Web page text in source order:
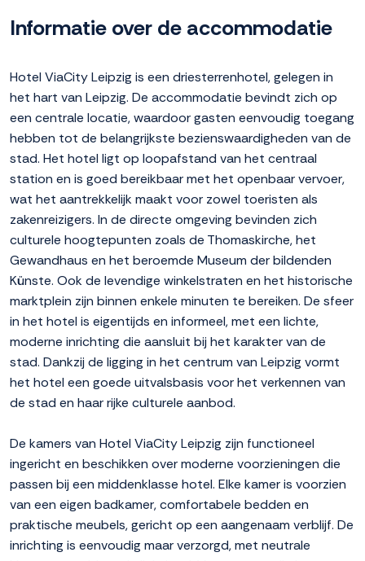
Informatie over de accommodatie
Hotel ViaCity Leipzig is een driesterrenhotel, gelegen in
het hart van Leipzig. De accommodatie bevindt zich op
een centrale locatie, waardoor gasten eenvoudig toegang
hebben tot de belangrijkste bezienswaardigheden van de
stad. Het hotel ligt op loopafstand van het centraal
station en is goed bereikbaar met het openbaar vervoer,
wat het aantrekkelijk maakt voor zowel toeristen als
zakenreizigers. In de directe omgeving bevinden zich
culturele hoogtepunten zoals de Thomaskirche, het
Gewandhaus en het beroemde Museum der bildenden
Künste. Ook de levendige winkelstraten en het historische
marktplein zijn binnen enkele minuten te bereiken. De sfeer
in het hotel is eigentijds en informeel, met een lichte,
moderne inrichting die aansluit bij het karakter van de
stad. Dankzij de ligging in het centrum van Leipzig vormt
het hotel een goede uitvalsbasis voor het verkennen van
de stad en haar rijke culturele aanbod.
De kamers van Hotel ViaCity Leipzig zijn functioneel
ingericht en beschikken over moderne voorzieningen die
passen bij een middenklasse hotel. Elke kamer is voorzien
van een eigen badkamer, comfortabele bedden en
praktische meubels, gericht op een aangenaam verblijf. De
inrichting is eenvoudig maar verzorgd, met neutrale